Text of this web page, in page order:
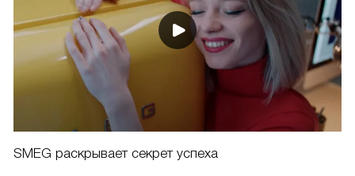
SMEG раскрывает секрет успеха